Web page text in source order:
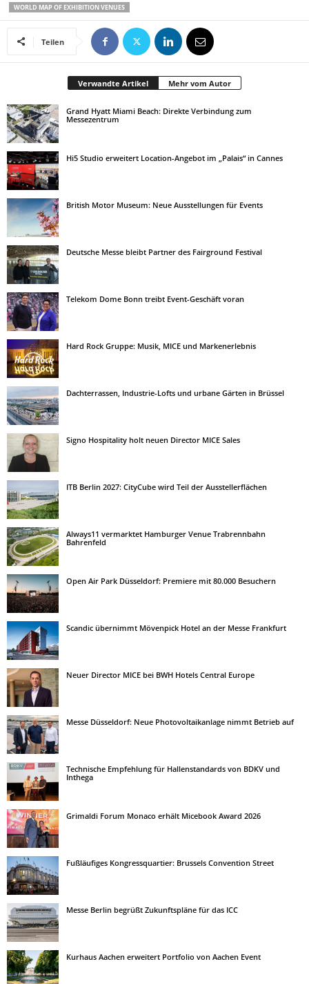
WORLD MAP OF EXHIBITION VENUES
Teilen
Verwandte Artikel Mehr vom Autor
Grand Hyatt Miami Beach: Direkte Verbindung zum
Messezentrum
Hi5 Studio erweitert Location-Angebot im „Palais“ in Cannes
British Motor Museum: Neue Ausstellungen für Events
Deutsche Messe bleibt Partner des Fairground Festival
Telekom Dome Bonn treibt Event-Geschäft voran
Hard Rock Gruppe: Musik, MICE und Markenerlebnis
Dachterrassen, Industrie-Lofts und urbane Gärten in Brüssel
Signo Hospitality holt neuen Director MICE Sales
ITB Berlin 2027: CityCube wird Teil der Ausstellerflächen
Always11 vermarktet Hamburger Venue Trabrennbahn
Bahrenfeld
Open Air Park Düsseldorf: Premiere mit 80.000 Besuchern
Scandic übernimmt Mövenpick Hotel an der Messe Frankfurt
Neuer Director MICE bei BWH Hotels Central Europe
Messe Düsseldorf: Neue Photovoltaikanlage nimmt Betrieb auf
Technische Empfehlung für Hallenstandards von BDKV und
Inthega
Grimaldi Forum Monaco erhält Micebook Award 2026
Fußläufiges Kongressquartier: Brussels Convention Street
Messe Berlin begrüßt Zukunftspläne für das ICC
Kurhaus Aachen erweitert Portfolio von Aachen Event